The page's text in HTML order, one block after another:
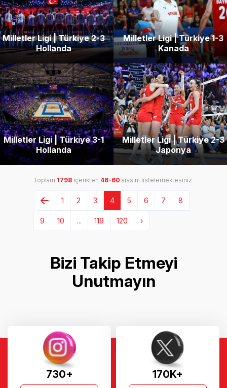
Milletler Ligi | Türkiye 2-3
Hollanda
Milletler Ligi | Türkiye 1-3
Kanada
Milletler Ligi | Türkiye 3-1
Hollanda
Milletler Ligi | Türkiye 2-3
Japonya
Toplam 1798içerikten 46-60 arasını listelemektesiniz.
1 2 3 4 5 6 7 8
9 10 ... 119 120 ›
Bizi Takip Etmeyi
Unutmayın
730+ 170K+